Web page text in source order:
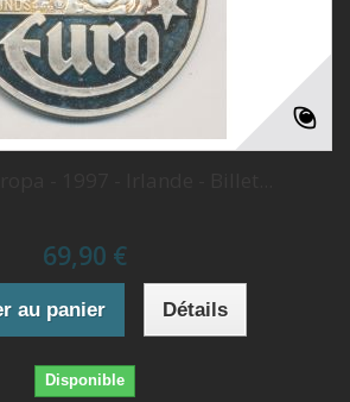
69,90 €
au panier Détails
Disponible